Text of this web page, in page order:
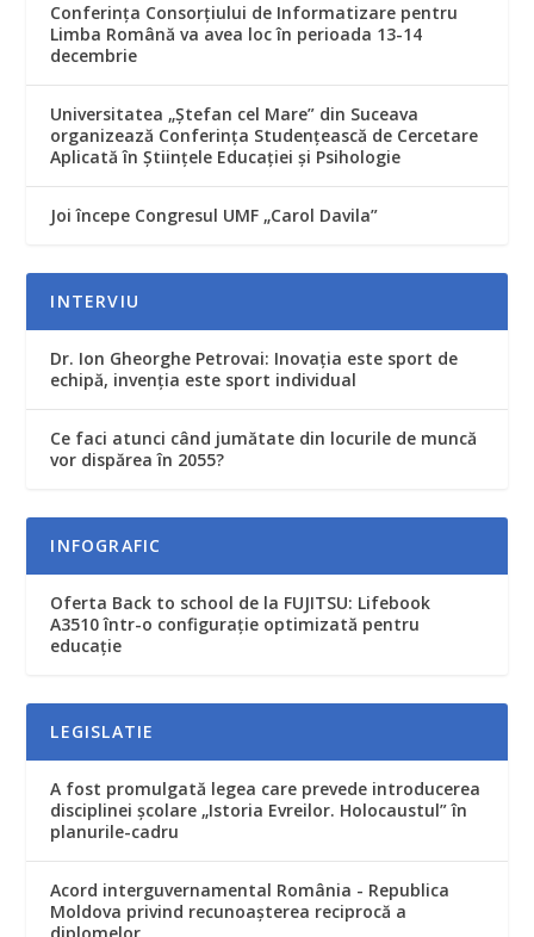
Conferința Consorțiului de Informatizare pentru
Limba Română va avea loc în perioada 13-14
decembrie
Universitatea „Ștefan cel Mare” din Suceava
organizează Conferința Studențească de Cercetare
Aplicată în Științele Educației și Psihologie
Joi începe Congresul UMF „Carol Davila”
INTERVIU
Dr. Ion Gheorghe Petrovai: Inovația este sport de
echipă, invenția este sport individual
Ce faci atunci când jumătate din locurile de muncă
vor dispărea în 2055?
INFOGRAFIC
Oferta Back to school de la FUJITSU: Lifebook
A3510 într-o configurație optimizată pentru
educație
LEGISLATIE
A fost promulgată legea care prevede introducerea
disciplinei şcolare „Istoria Evreilor. Holocaustul” în
planurile-cadru
Acord interguvernamental România - Republica
Moldova privind recunoaşterea reciprocă a